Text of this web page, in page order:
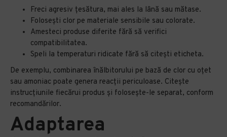
Freci agresiv țesătura, mai ales la lână sau mătase.
Folosești clor pe materiale sensibile sau colorate.
Amesteci produse diferite fără să verifici
compatibilitatea.
Speli la temperaturi ridicate fără să citești eticheta.
De exemplu, combinarea înălbitorului pe bază de clor cu oțet
sau amoniac poate genera reacții periculoase. Citește
instrucțiunile fiecărui produs și folosește-le separat, conform
recomandărilor.
Adaptarea